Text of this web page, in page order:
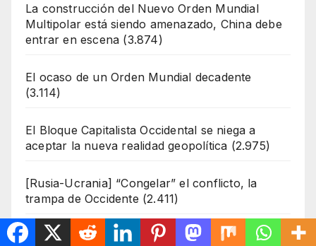
La construcción del Nuevo Orden Mundial
Multipolar está siendo amenazado, China debe
entrar en escena (3.874)
El ocaso de un Orden Mundial decadente
(3.114)
El Bloque Capitalista Occidental se niega a
aceptar la nueva realidad geopolítica (2.975)
[Rusia-Ucrania] “Congelar” el conflicto, la
trampa de Occidente (2.411)
Pensamiento (2.309)